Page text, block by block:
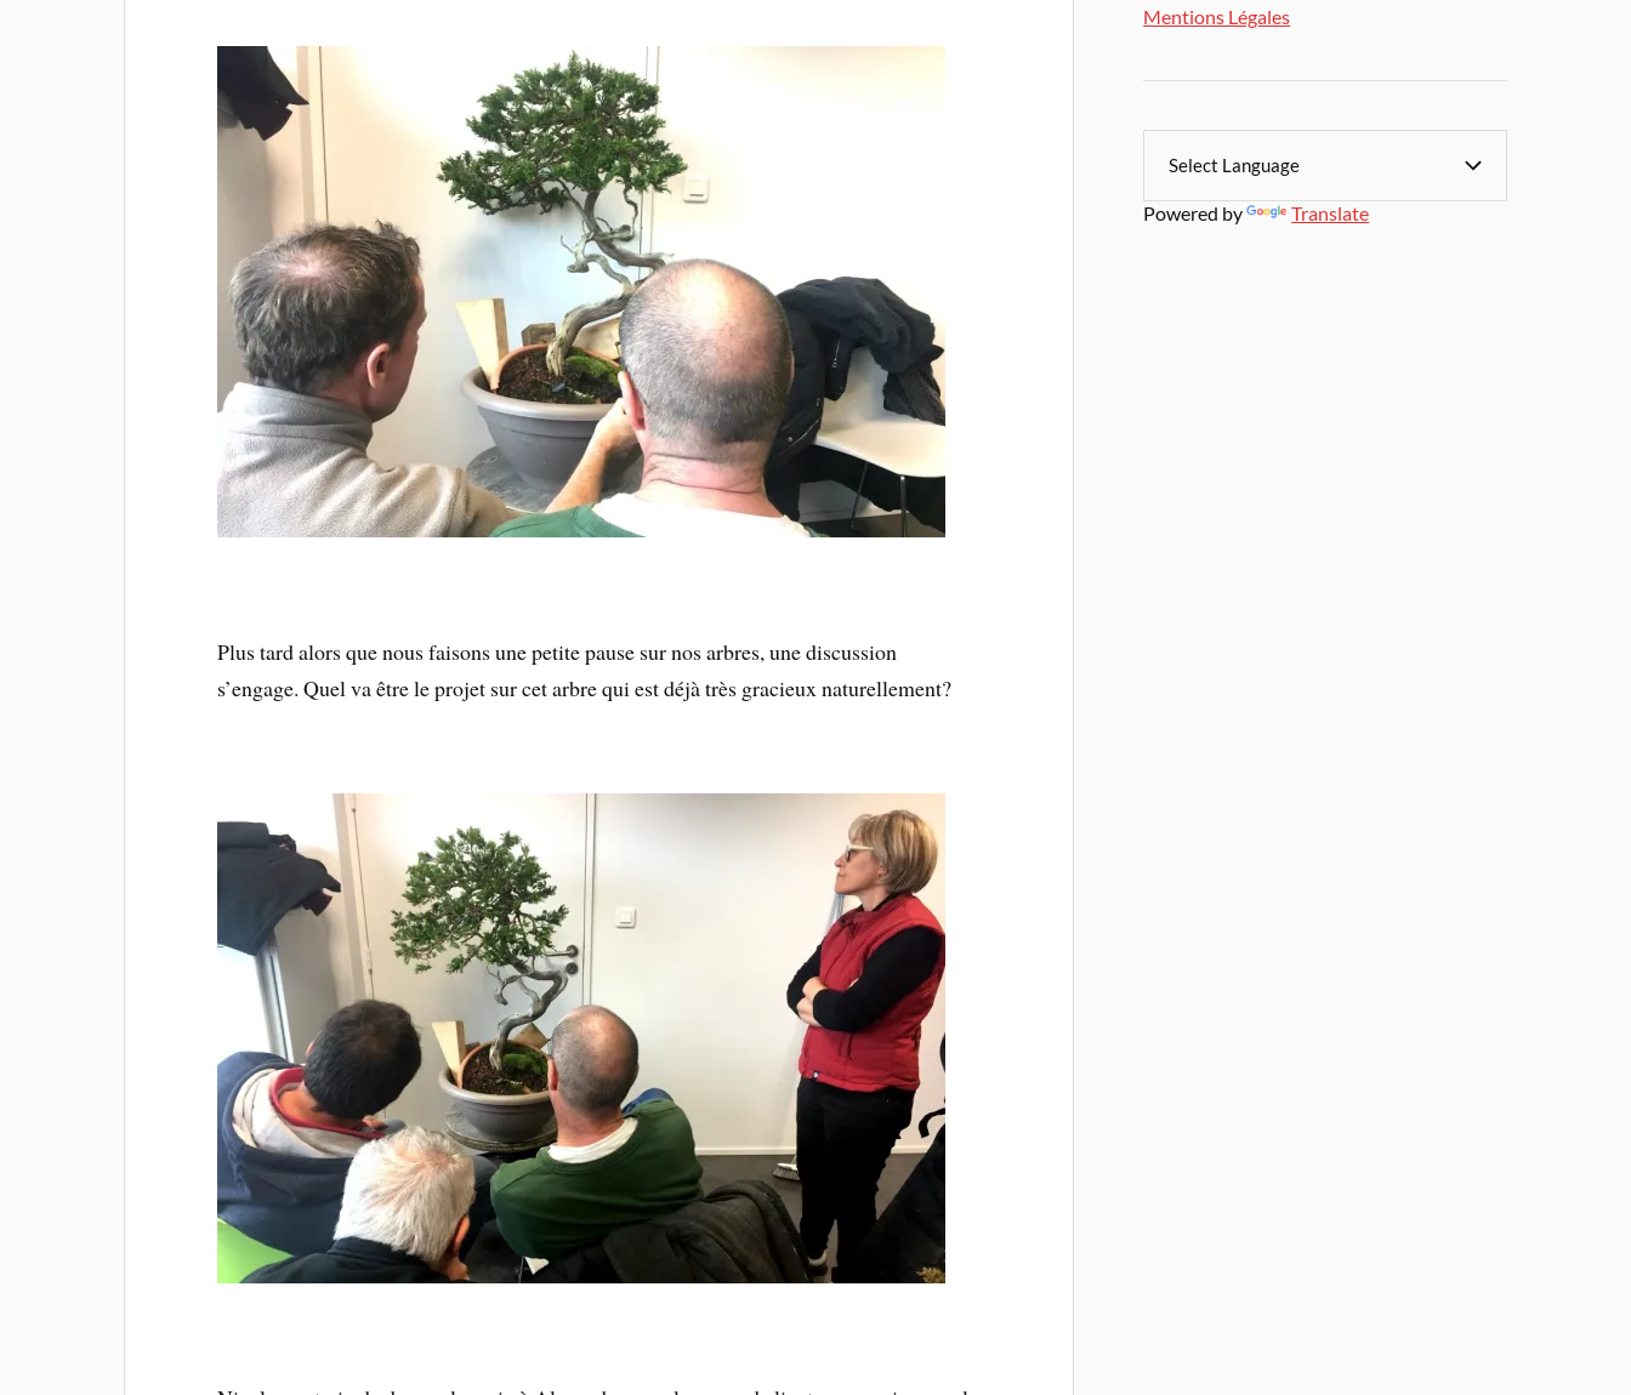
Plus tard alors que nous faisons une petite pause sur nos arbres, une discussion
s’engage. Quel va être le projet sur cet arbre qui est déjà très gracieux naturellement?
Mentions Légales
Powered by Translate